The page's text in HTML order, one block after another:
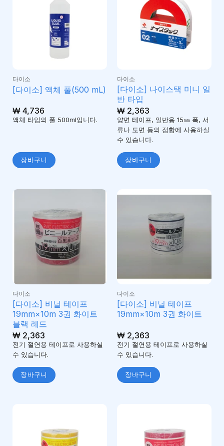
다이소
[다이소] 액체 풀(500 mL)
₩4,736
액체 타입의 풀 500ml입니다.
장바구니
다이소
[다이소] 나이스택 미니 일
반 타입
₩2,363
양면 테이프, 일반용 15㎜ 폭, 서
류나 도면 등의 접합에 사용하실
수 있습니다.
장바구니
다이소
[다이소] 비닐 테이프
19mm×10m 3권 화이트
블랙 레드
₩2,363
전기 절연용 테이프로 사용하실
수 있습니다.
장바구니
다이소
[다이소] 비닐 테이프
19mm×10m 3권 화이트
₩2,363
전기 절연용 테이프로 사용하실
수 있습니다.
장바구니